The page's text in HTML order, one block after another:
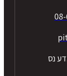
נס